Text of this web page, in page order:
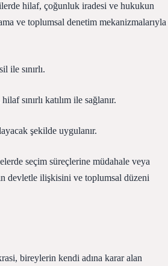
hilaf, çoğunluk iradesi ve hukukun
ve toplumsal denetim mekanizmalarıyla
ile sınırlı.
sınırlı katılım ile sağlanır.
şekilde uygulanır.
seçim süreçlerine müdahale veya
devletle ilişkisini ve toplumsal düzeni
bireylerin kendi adına karar alan